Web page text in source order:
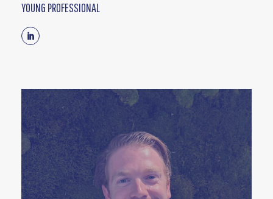
YOUNG PROFESSIONAL
Linkedin